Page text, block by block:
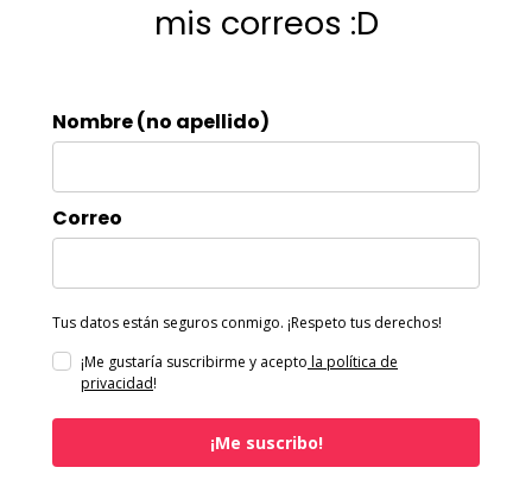
mis correos :D
Nombre (no apellido)
Correo
Tus datos están seguros conmigo. ¡Respeto tus derechos!
¡Me gustaría suscribirme y acepto la política de
privacidad!
¡Me suscribo!